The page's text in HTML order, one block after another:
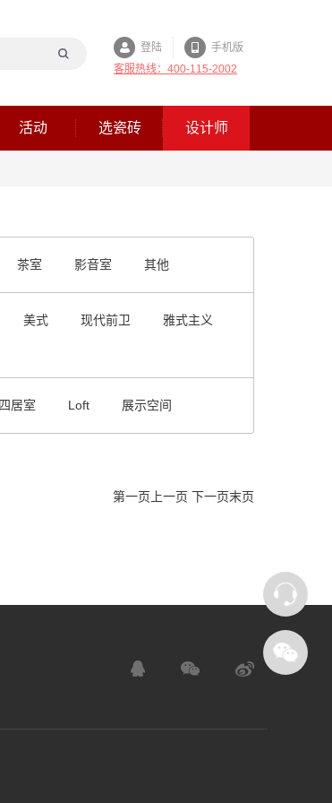
登陆
手机版
客服热线：400-115-2002
活动 选瓷砖 设计师
茶室 影音室 其他
美式 现代前卫 雅式主义
四居室 Loft 展示空间
第一页 上一页 下一页末页